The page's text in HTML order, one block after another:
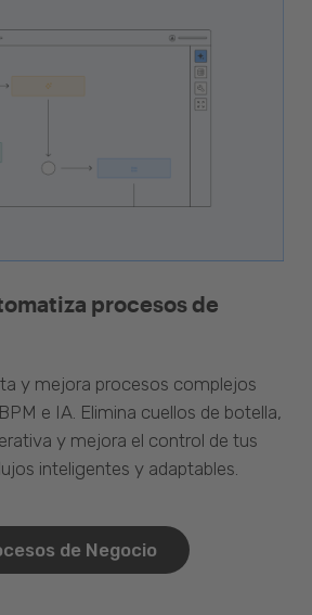
procesos de
y mejora procesos complejos
e IA. Elimina cuellos de botella,
y mejora el control de tus
inteligentes y adaptables.
de Negocio